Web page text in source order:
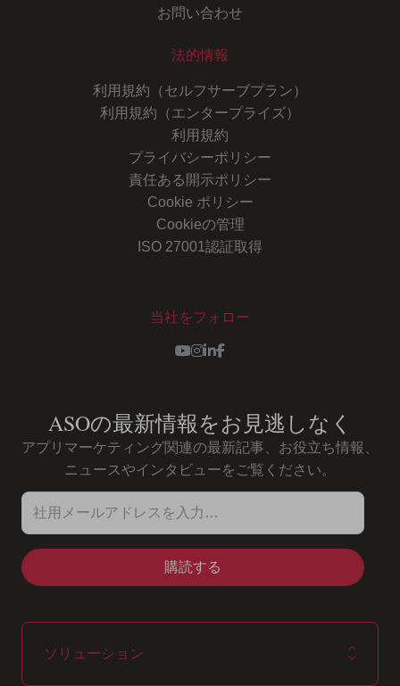
お問い合わせ
法的情報
利用規約（セルフサーブプラン）
利用規約（エンタープライズ）
利用規約
プライバシーポリシー
責任ある開示ポリシー
Cookie ポリシー
Cookieの管理
ISO 27001認証取得
当社をフォロー
Youtube
Instagram
LinkedIn
Facebook
ASOの最新情報をお見逃しなく
アプリマーケティング関連の最新記事、お役立ち情報、
ニュースやインタビューをご覧ください。
社用メールアドレスを入力…
ソリューション